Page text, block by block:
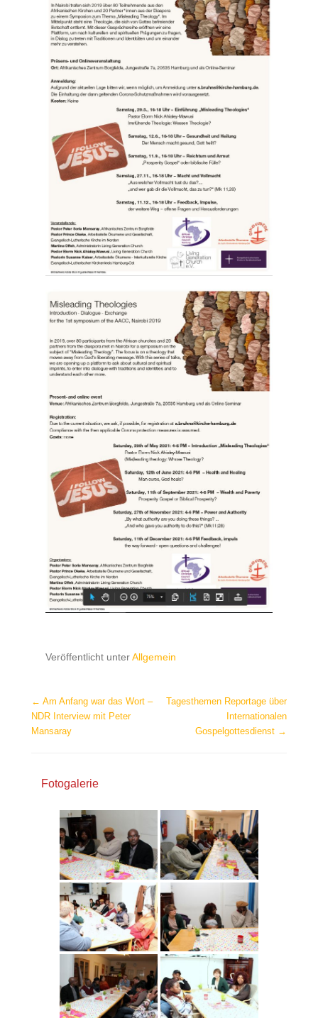
Veröffentlicht unterAllgemein
Beitragsnavigation
← Am Anfang war das Wort –
NDR Interview mit Peter
Mansaray
Tagesthemen Reportage über
Internationalen
Gospelgottesdienst →
Fotogalerie